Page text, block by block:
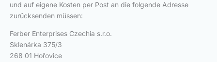
und auf eigene Kosten per Post an die folgende Adresse
zurücksenden müssen:
Ferber Enterprises Czechia s.r.o.
Sklenárka 375/3
268 01 Hořovice